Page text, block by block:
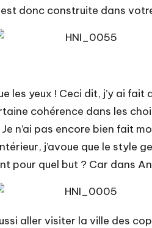
donc construite dans
les yeux ! Ceci dit, j’y ai
cohérence dans les
n’ai pas encore bien fait
j’avoue que le style
pour quel but ? Car dans
aller visiter la ville des